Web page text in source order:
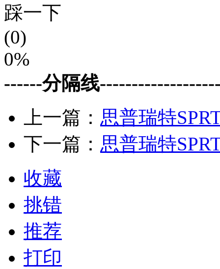
踩一下
(0)
0%
------分隔线
上一篇： 思普瑞特
下一篇： 思普瑞特
收藏
挑错
推荐
打印